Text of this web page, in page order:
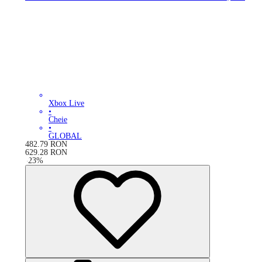
Xbox Live
•
Cheie
•
GLOBAL
482.79 RON
629.28 RON
-23%